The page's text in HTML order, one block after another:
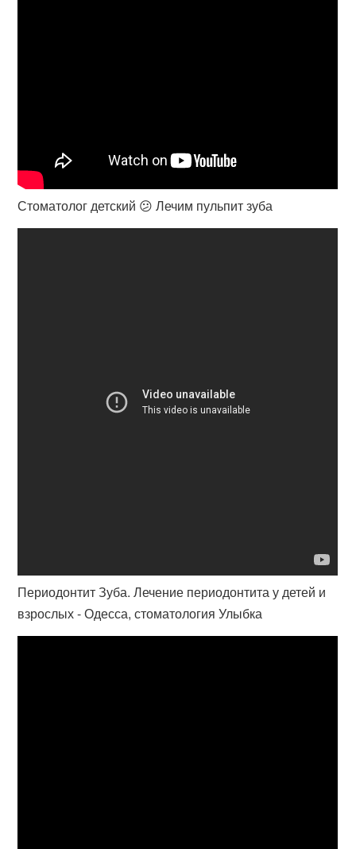
Стоматолог детский 😕 Лечим пульпит зуба
Периодонтит Зуба. Лечение периодонтита у детей и
взрослых - Одесса, стоматология Улыбка